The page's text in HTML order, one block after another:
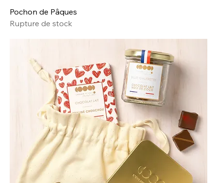
Pochon de Pâques
Rupture de stock